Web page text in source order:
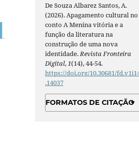
De Souza Albarez Santos, A.
(2026). Apagamento cultural no
conto A Menina vitória e a
função da literatura na
construção de uma nova
identidade. Revista Fronteira
Digital, 1(14), 44-54.
https://doi.org/10.30681/
.14037
FORMATOS DE CITAÇÃO